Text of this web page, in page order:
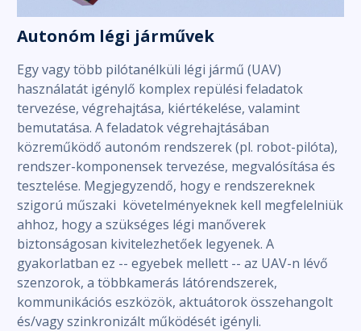
Autonóm légi járművek
Egy vagy több pilótanélküli légi jármű (UAV)
használatát igénylő komplex repülési feladatok
tervezése, végrehajtása, kiértékelése, valamint
bemutatása. A feladatok végrehajtásában
közreműködő autonóm rendszerek (pl. robot-pilóta),
rendszer-komponensek tervezése, megvalósítása és
tesztelése. Megjegyzendő, hogy e rendszereknek
szigorú műszaki követelményeknek kell megfelelniük
ahhoz, hogy a szükséges légi manőverek
biztonságosan kivitelezhetőek legyenek. A
gyakorlatban ez -- egyebek mellett -- az UAV-n lévő
szenzorok, a többkamerás látórendszerek,
kommunikációs eszközök, aktuátorok összehangolt
és/vagy szinkronizált működését igényli.